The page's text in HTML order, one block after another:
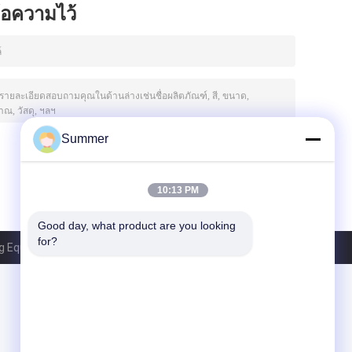
ความไว้
Group. All Rights Reserved.
Summer
10:13 PM
Good day, what product are you looking
for?